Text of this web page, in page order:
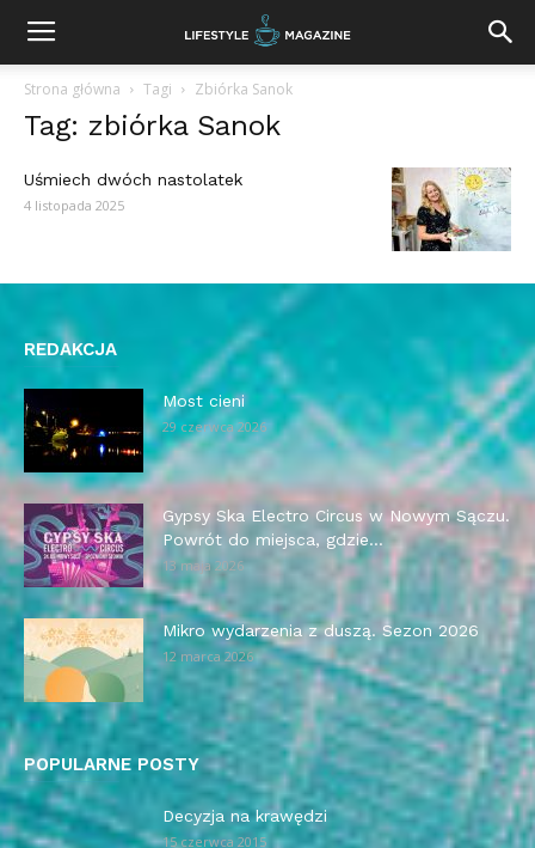
Strona główna Tagi Zbiórka Sanok
Tag: zbiórka Sanok
Uśmiech dwóch nastolatek
4 listopada 2025
REDAKCJA
Most cieni
29 czerwca 2026
Gypsy Ska Electro Circus w Nowym Sączu.
Powrót do miejsca, gdzie...
13 maja 2026
Mikro wydarzenia z duszą. Sezon 2026
12 marca 2026
POPULARNE POSTY
Decyzja na krawędzi
15 czerwca 2015